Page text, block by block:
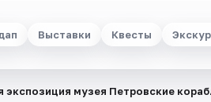
Выставки Квесты
экспозиция музея Петровские